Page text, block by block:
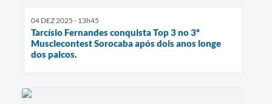
04 DEZ 2025 - 13h45
Tarcísio Fernandes conquista Top 3 no 3º
Musclecontest Sorocaba após dois anos longe
dos palcos.